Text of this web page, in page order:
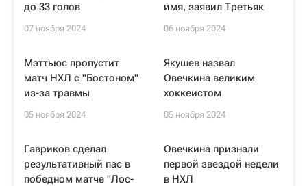
до 33 голов
07 ноября 2024
имя, заявил Третьяк
06 ноября 2024
Мэттьюс пропустит
матч НХЛ с "Бостоном"
из-за травмы
05 ноября 2024
Якушев назвал
Овечкина великим
хоккеистом
05 ноября 2024
Гавриков сделал
результативный пас в
победном матче "Лос-
Овечкина признали
первой звездой недели
в НХЛ